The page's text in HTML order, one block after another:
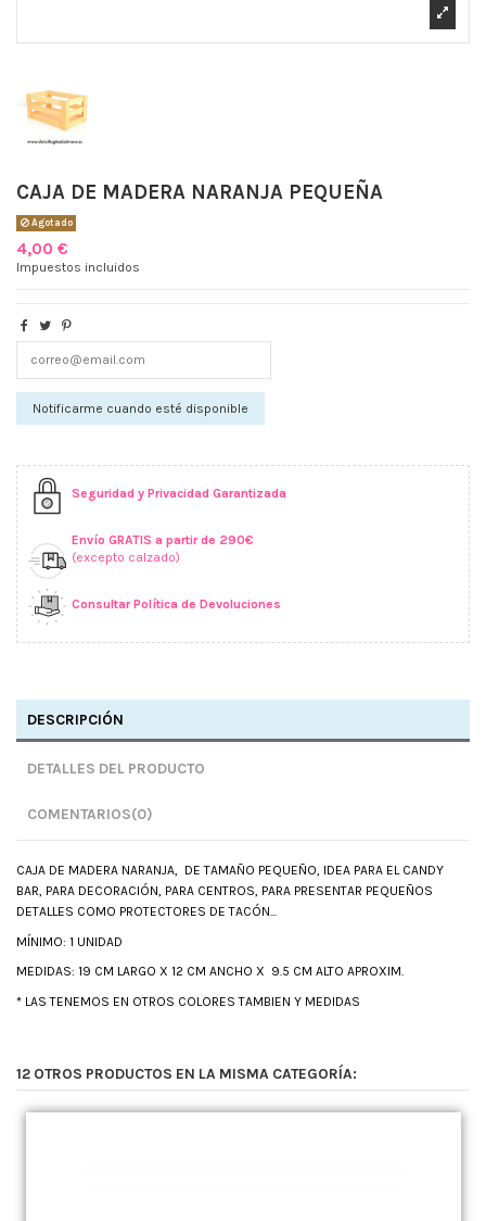
CAJA DE MADERA NARANJA PEQUEÑA
Agotado
4,00 €
Impuestos incluidos
Seguridad y Privacidad Garantizada
Envío GRATIS a partir de 290€
(excepto calzado)
Consultar Política de Devoluciones
DESCRIPCIÓN
DETALLES DEL PRODUCTO
COMENTARIOS(0)
CAJA DE MADERA NARANJA, DE TAMAÑO PEQUEÑO, IDEA PARA EL CANDY
BAR, PARA DECORACIÓN, PARA CENTROS, PARA PRESENTAR PEQUEÑOS
DETALLES COMO PROTECTORES DE TACÓN...
MÍNIMO: 1 UNIDAD
MEDIDAS: 19 CM LARGO X 12 CM ANCHO X 9.5 CM ALTO APROXIM.
* LAS TENEMOS EN OTROS COLORES TAMBIEN Y MEDIDAS
12 OTROS PRODUCTOS EN LA MISMA CATEGORÍA: